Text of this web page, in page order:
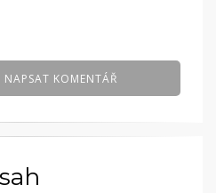
NAPSAT KOMENTÁŘ